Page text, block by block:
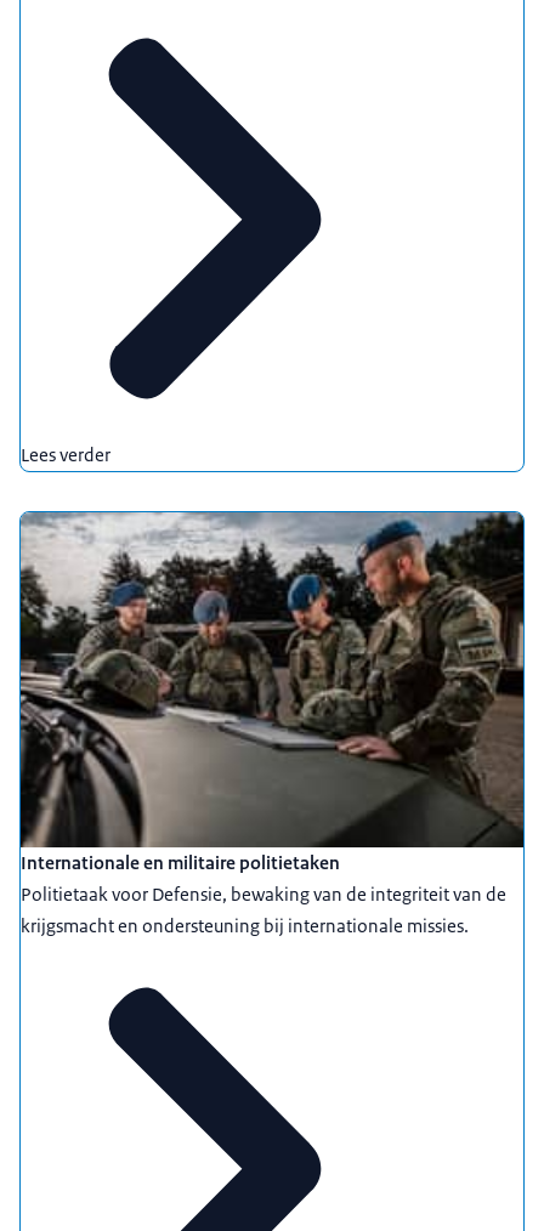
Lees verder
Internationale en militaire politietaken
Politietaak voor Defensie, bewaking van de integriteit van de
krijgsmacht en ondersteuning bij internationale missies.